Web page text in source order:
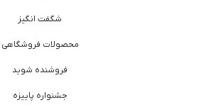
شگفت انگیز
محصولات فروشگاهی
فروشنده شوید
جشنواره پاییزه